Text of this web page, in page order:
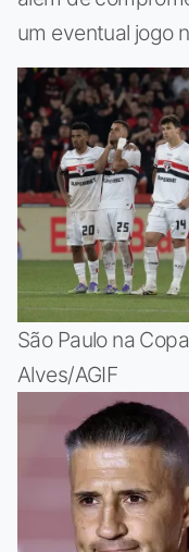
um eventual jogo
São Paulo na
Alves/AGIF